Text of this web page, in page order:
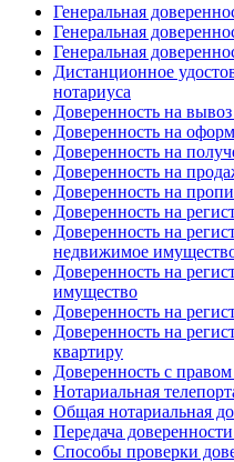
Генеральная
Генеральная
Генеральная
Дистанционное
нотариуса
Доверенность на
Доверенность на
Доверенность на
Доверенность на
Доверенность на
Доверенность на
Доверенность на
недвижимое
Доверенность на
имущество
Доверенность на
Доверенность на
квартиру
Доверенность с
Нотариальная
Общая нотариальная
Передача
Способы проверки